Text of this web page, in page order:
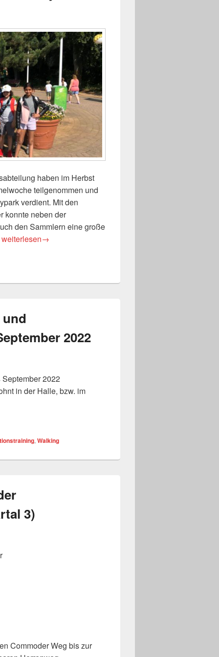
haben im Herbst
teilgenommen und
verdient. Mit den
konnte neben der
den Sammlern eine große
TT Jugend: Ausflug in den Holiday-Park
weiterlesen→
2022
2022
in der Halle, bzw. im
, Walking
3)
Commoder Weg bis zur